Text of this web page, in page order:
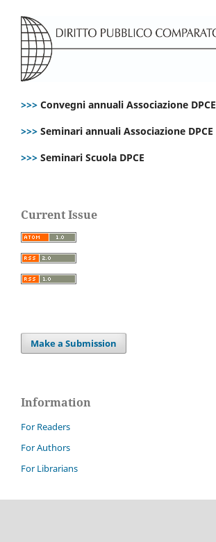
>>> Convegni annuali Associazione DPCE
>>> Seminari annuali Associazione DPCE
>>> Seminari Scuola DPCE
Current Issue
Make a Submission
Information
For Readers
For Authors
For Librarians